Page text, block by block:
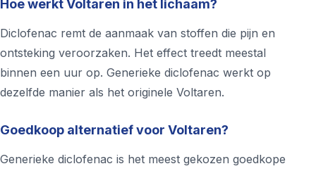
Hoe werkt Voltaren in het lichaam?
Diclofenac remt de aanmaak van stoffen die pijn en
ontsteking veroorzaken. Het effect treedt meestal
binnen een uur op. Generieke diclofenac werkt op
dezelfde manier als het originele Voltaren.
Goedkoop alternatief voor Voltaren?
Generieke diclofenac is het meest gekozen goedkope